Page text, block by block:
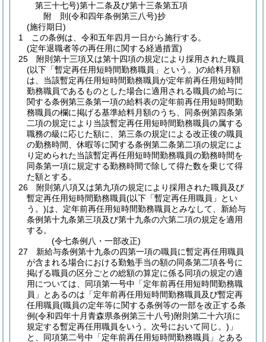
第三十七号)第十二条及び第十三条第五項
附 則(令和四年条例第三八号)抄
(施行期日)
1
この条例は、令和五年四月一日から施行する。
(定年退職者等の再任用に関する経過措置)
25
附則第十三項又は第十四項の規定により採用された職員
(以下「暫定再任用短時間勤務職員」という。)の給料月額
は、当該暫定再任用短時間勤務職員が定年前再任用短時間
勤務職員であるものとした場合に適用される職員の給与に
関する条例第三条第一項の給料表の定年前再任用短時間勤
務職員の欄に掲げる基準給料月額のうち、同条例第四条第
二項の規定により当該暫定再任用短時間勤務職員の属する
職務の級に応じた額に、第三条の規定による改正後の職員
の勤務時間、休暇等に関する条例第二条第二項の規定によ
り定められた当該暫定再任用短時間勤務職員の勤務時間を
同条第一項に規定する勤務時間で除して得た数を乗じて得
た額とする。
26
附則第八項又は第九項の規定により採用された職員及び
暫定再任用短時間勤務職員(以下「暫定再任用職員」とい
う。)は、定年前再任用短時間勤務職員とみなして、新給与
条例第十九条第三項及び第十九条の六第二項の規定を適用
する。
(令七条例八・一部改正)
27
新給与条例第十九条の四第一項の職員に暫定再任用職員
が含まれる場合における勤勉手当の額の同条第二項各号に
掲げる職員の区分ごとの総額の算定に係る同項の規定の適
用については、同項第一号中「定年前再任用短時間勤務職
員」とあるのは「定年前再任用短時間勤務職員及び暫定再
任用職員(職員の定年等に関する条例等の一部を改正する条
例(令和四年十月青森県条例第三十八号)附則第二十六項に
規定する暫定再任用職員をいう。次号において同じ。) 」
と、同項第二号中「定年前再任用短時間勤務職員」とある